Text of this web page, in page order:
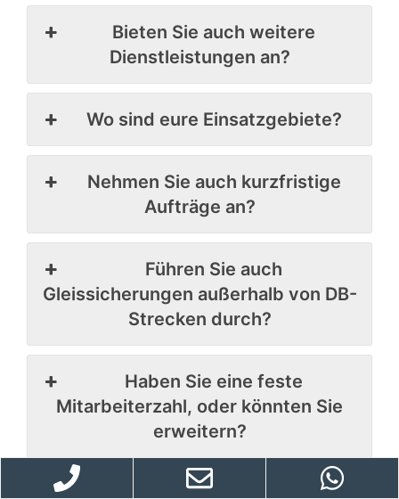
Bieten Sie auch weitere
Dienstleistungen an?
Wo sind eure Einsatzgebiete?
Nehmen Sie auch kurzfristige
Aufträge an?
Führen Sie auch
Gleissicherungen außerhalb von DB-
Strecken durch?
Haben Sie eine feste
Mitarbeiterzahl, oder könnten Sie
erweitern?
Unterstützen Sie auch bei der